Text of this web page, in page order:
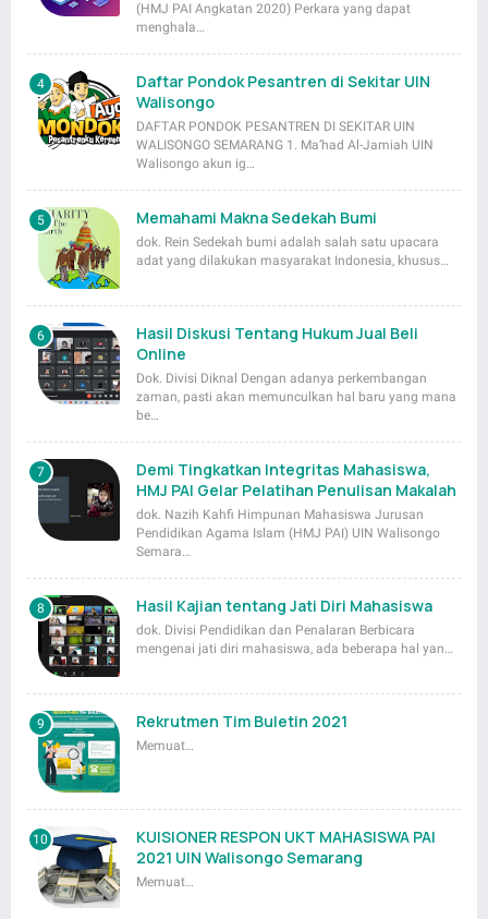
(HMJ PAI Angkatan 2020) Perkara yang dapat
menghala…
Daftar Pondok Pesantren di Sekitar UIN
Walisongo
DAFTAR PONDOK PESANTREN DI SEKITAR UIN
WALISONGO SEMARANG 1. Ma’had Al-Jamiah UIN
Walisongo akun ig…
Memahami Makna Sedekah Bumi
dok. Rein Sedekah bumi adalah salah satu upacara
adat yang dilakukan masyarakat Indonesia, khusus…
Hasil Diskusi Tentang Hukum Jual Beli
Online
Dok. Divisi Diknal Dengan adanya perkembangan
zaman, pasti akan memunculkan hal baru yang mana
be…
Demi Tingkatkan Integritas Mahasiswa,
HMJ PAI Gelar Pelatihan Penulisan Makalah
dok. Nazih Kahfi Himpunan Mahasiswa Jurusan
Pendidikan Agama Islam (HMJ PAI) UIN Walisongo
Semara…
Hasil Kajian tentang Jati Diri Mahasiswa
dok. Divisi Pendidikan dan Penalaran Berbicara
mengenai jati diri mahasiswa, ada beberapa hal yan…
Rekrutmen Tim Buletin 2021
Memuat…
KUISIONER RESPON UKT MAHASISWA PAI
2021 UIN Walisongo Semarang
Memuat…